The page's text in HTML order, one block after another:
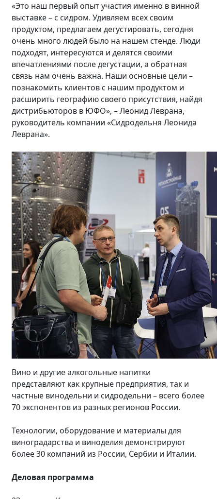
«Это наш первый опыт участия именно в винной
выставке – с сидром. Удивляем всех своим
продуктом, предлагаем дегустировать, сегодня
очень много людей было на нашем стенде. Люди
подходят, интересуются и делятся своими
впечатлениями после дегустации, а обратная
связь нам очень важна. Наши основные цели –
познакомить клиентов с нашим продуктом и
расширить географию своего присутствия, найдя
дистрибьюторов в ЮФО», – Леонид Леврана,
руководитель компании «Сидродельня Леонида
Леврана».
Вино и другие алкогольные напитки
представляют как крупные предприятия, так и
частные винодельни и сидродельни – всего более
70 экспонентов из разных регионов России.
Технологии, оборудование и материалы для
виноградарства и виноделия демонстрируют
более 30 компаний из России, Сербии и Италии.
Деловая программа